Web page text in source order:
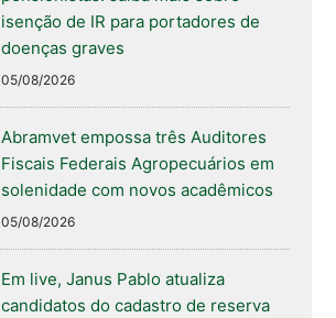
isenção de IR para portadores de
doenças graves
05/08/2026
Abramvet empossa três Auditores
Fiscais Federais Agropecuários em
solenidade com novos acadêmicos
05/08/2026
Em live, Janus Pablo atualiza
candidatos do cadastro de reserva